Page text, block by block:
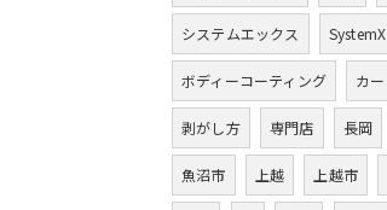
システムエックス SystemX
ボディーコーティング カ
剥がし方 専門店 長岡
魚沼市 上越 上越市